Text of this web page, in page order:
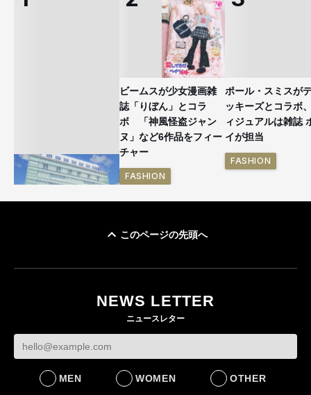
ビームスが少女漫画雑
誌「りぼん」とコラ
ボ 「神風怪盗ジャン
ヌ」など6作品をフィー
チャー
FASHION
ポール・スミスが
ッキーズとコラボ
ィジュアルは雑誌
イが担当
FASHION
このページの先頭へ
NEWS LETTER
ニュースレター
MEN WOMEN OTHER